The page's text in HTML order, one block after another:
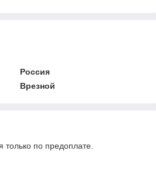
Россия
Врезной
только по предоплате.